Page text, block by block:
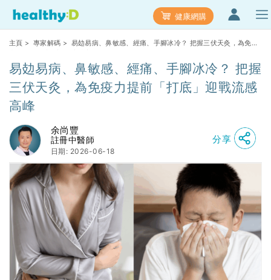
健康網購
主頁 > 專家解碼 > 易攰易病、鼻敏感、經痛、手腳冰冷？ 把握三伏天灸，為免疫
易攰易病、鼻敏感、經痛、手腳冰冷？ 把握
三伏天灸，為免疫力提前「打底」迎戰流感
高峰
余尚豐
註冊中醫師
日期: 2026-06-18
分享